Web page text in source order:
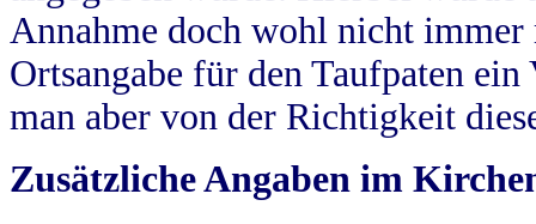
Annahme doch wohl nicht
Ortsangabe für den Taufpaten
man aber von der Richtigkeit
Zusätzliche Angaben im